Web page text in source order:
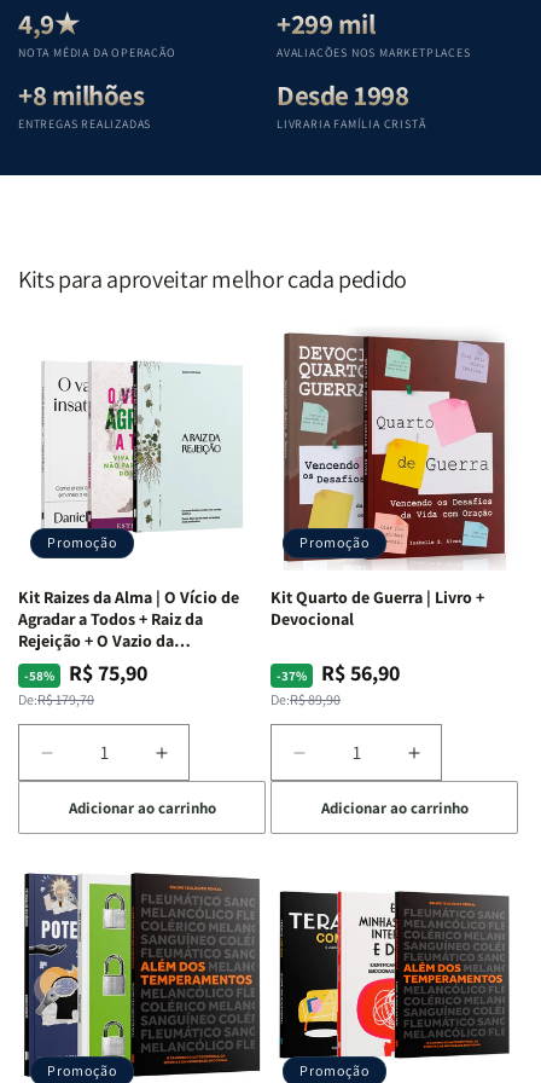
Teológica
Penkal
Penkal
Teológica
Penkal
4,9★
NOTA MÉDIA DA OPERAÇÃO
+299 mil
AVALIAÇÕES NOS MARKETPLACES
+8 milhões
ENTREGAS REALIZADAS
Desde 1998
LIVRARIA FAMÍLIA CRISTÃ
Kits para aproveitar melhor cada pedido
Promoção
Kit Raizes da Alma | O Vício de
Agradar a Todos + Raiz da
Rejeição + O Vazio da
Insatisfação.
-58%
Preço
normal
De:R$ 179,70
Preço
promocional
R$ 75,90
Diminuir
a
quantidade
de
Raizes
da
Alma
|
O
Vício
Agradar
Aumentar
a
quantidade
de
Raizes
da
Alma
|
O
Vício
de
Agradar
Adicionar ao carrinho
Promoção
Kit Quarto de Guerra | Livro +
Devocional
-37%
Preço
normal
De:R$ 89,90
Preço
promocional
R$ 56,90
Diminuir
a
quantidade
de
Quarto
de
Guerra
Livro
+
Devocional
Aumentar
a
quantidade
de
Quarto
de
Guerra
|
Livro
+
Devocional
Adicionar ao carrinho
Promoção Promoção